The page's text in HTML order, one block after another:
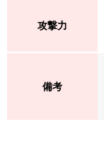
攻撃力
備考